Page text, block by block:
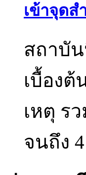
เข้าจุด
สถาบั
เบื้องต้
เหตุ ร
จนถึง